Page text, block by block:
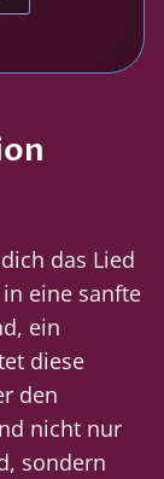
das Lied
in eine sanfte
ein
diese
den
nicht nur
sondern